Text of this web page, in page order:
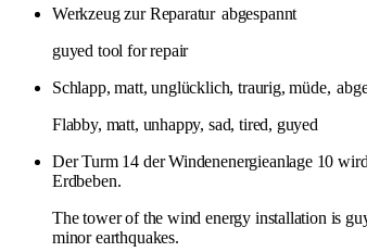
Werkzeug zur Reparatur abgespannt
guyed tool for repair
Schlapp, matt, unglücklich, traurig, müde,
Flabby, matt, unhappy, sad, tired, guyed
Der Turm 14 der Windenenergieanlage 10
Erdbeben.
The tower of the wind energy installation is
minor earthquakes.